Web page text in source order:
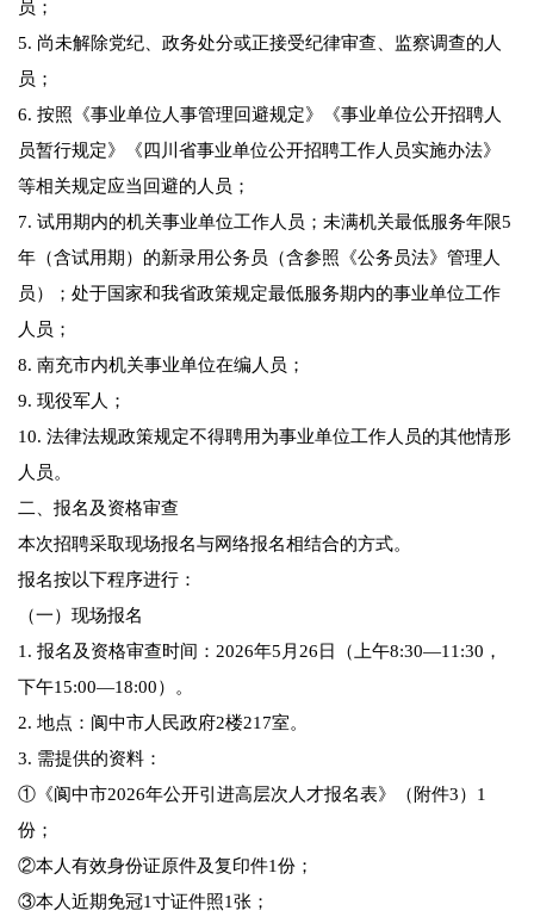
员；
5. 尚未解除党纪、政务处分或正接受纪律审查、监察调查的人
员；
6. 按照《事业单位人事管理回避规定》《事业单位公开招聘人
员暂行规定》《四川省事业单位公开招聘工作人员实施办法》
等相关规定应当回避的人员；
7. 试用期内的机关事业单位工作人员；未满机关最低服务年限5
年（含试用期）的新录用公务员（含参照《公务员法》管理人
员）；处于国家和我省政策规定最低服务期内的事业单位工作
人员；
8. 南充市内机关事业单位在编人员；
9. 现役军人；
10. 法律法规政策规定不得聘用为事业单位工作人员的其他情形
人员。
二、报名及资格审查
本次招聘采取现场报名与网络报名相结合的方式。
报名按以下程序进行：
（一）现场报名
1. 报名及资格审查时间：2026年5月26日（上午8:30—11:30，
下午15:00—18:00）。
2. 地点：阆中市人民政府2楼217室。
3. 需提供的资料：
①《阆中市2026年公开引进高层次人才报名表》（附件3）1
份；
②本人有效身份证原件及复印件1份；
③本人近期免冠1寸证件照1张；